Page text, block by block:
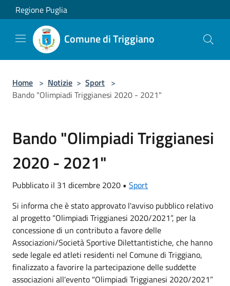
Salta al contenuto principale
Regione Puglia
Comune di Triggiano
Home > Notizie > Sport >
Bando "Olimpiadi Triggianesi 2020 - 2021"
Bando "Olimpiadi Triggianesi
2020 - 2021"
Pubblicato il 31 dicembre 2020 • Sport
Si informa che è stato approvato l'avviso pubblico relativo
al progetto “Olimpiadi Triggianesi 2020/2021”, per la
concessione di un contributo a favore delle
Associazioni/Società Sportive Dilettantistiche, che hanno
sede legale ed atleti residenti nel Comune di Triggiano,
finalizzato a favorire la partecipazione delle suddette
associazioni all'evento "Olimpiadi Triggianesi 2020/2021”